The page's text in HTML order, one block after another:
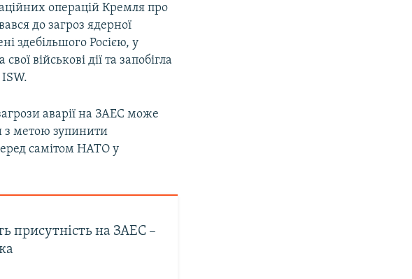
операцій Кремля про
до загроз ядерної
здебільшого Росією, у
військові дії та запобігла
аварії на ЗАЕС може
з метою зупинити
самітом НАТО у
присутність на ЗАЕС –